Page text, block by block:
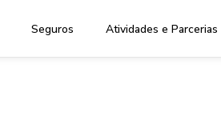
Seguros Atividades e Parcerias